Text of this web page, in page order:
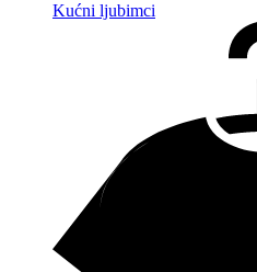
Kućni ljubimci